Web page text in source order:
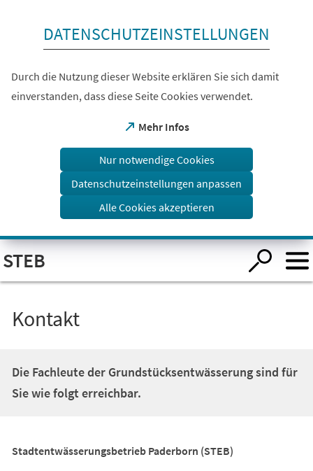
Visuelle
Assistenzsoftware
öffnen.
DATENSCHUTZEINSTELLUNGEN
Durch die Nutzung dieser Website erklären Sie sich damit
einverstanden, dass diese Seite Cookies verwendet.
Mehr Infos
(Öffnet
einem
Tab)
Nur notwendige Cookies
Datenschutzeinstellungen anpassen
Alle Cookies akzeptieren
STEB
Kontakt
Die Fachleute der Grundstücksentwässerung sind für
Sie wie folgt erreichbar.
Stadtentwässerungsbetrieb Paderborn (STEB)